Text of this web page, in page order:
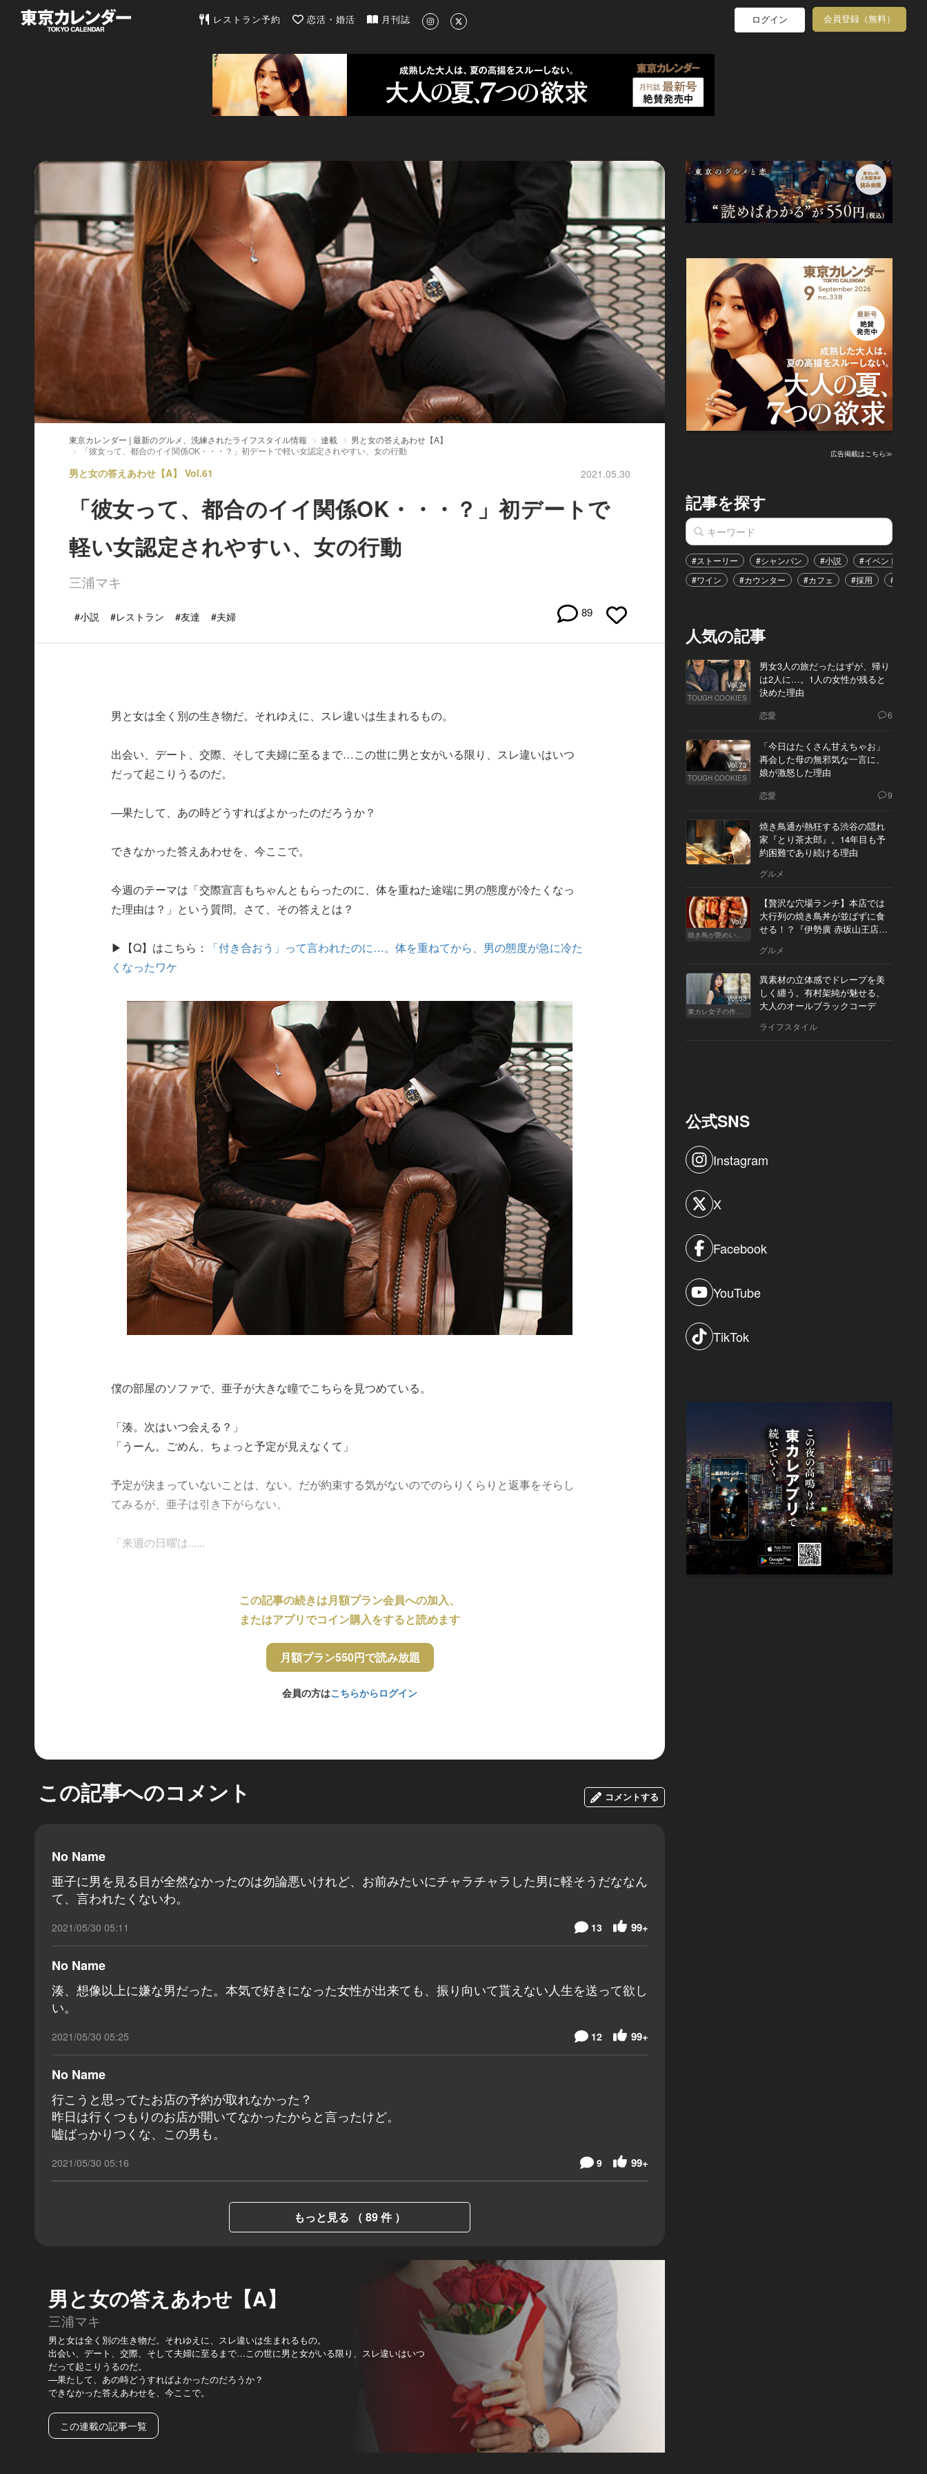
東京カレンダー | 最新のグルメ、洗練されたライフスタイル情報
レストラン予約 恋活・婚活 月刊誌 ログイン 会員登録（無料）
東京カレンダー | 最新のグルメ、洗練されたライフスタイル情報 連載
男と女の答えあわせ【A】
「彼女って、都合のイイ関係OK・・・？」初デートで軽い女認定されやすい、女の行動
男と女の答えあわせ【A】 Vol.61 2021.05.30
「彼女って、都合のイイ関係OK・・・？」初デートで
軽い女認定されやすい、女の行動
三浦マキ
#小説 #レストラン #友達 #夫婦 89
男と女は全く別の生き物だ。それゆえに、スレ違いは生まれるもの。
出会い、デート、交際、そして夫婦に至るまで…この世に男と女がいる限り、スレ違いはいつ
だって起こりうるのだ。
—果たして、あの時どうすればよかったのだろうか？
できなかった答えあわせを、今ここで。
今週のテーマは「交際宣言もちゃんともらったのに、体を重ねた途端に男の態度が冷たくなっ
た理由は？」という質問。さて、その答えとは？
▶【Q】はこちら：
「付き合おう」って言われたのに…。体を重ねてから、男の態度が急に冷た
くなったワケ
僕の部屋のソファで、亜子が大きな瞳でこちらを見つめている。
「湊。次はいつ会える？」
「うーん。ごめん、ちょっと予定が見えなくて」
予定が決まっていないことは、ない。だが約束する気がないのでのらりくらりと返事をそらし
てみるが、亜子は引き下がらない。
「来週の日曜は......
この記事の続きは月額プラン会員への加入、
またはアプリでコイン購入をすると読めます
月額プラン550円で読み放題
会員の方はこちらからログイン
この記事へのコメント コメントする
No Name
亜子に男を見る目が全然なかったのは勿論悪いけれど、お前みたいにチャラチャラした男に軽そうだななん
て、言われたくないわ。
2021/05/30 05:11 99+
13
No Name
湊、想像以上に嫌な男だった。本気で好きになった女性が出来ても、振り向いて貰えない人生を送って欲し
い。
2021/05/30 05:25 99+
12
No Name
行こうと思ってたお店の予約が取れなかった？
昨日は行くつもりのお店が開いてなかったからと言ったけど。
嘘ばっかりつくな、この男も。
2021/05/30 05:16 99+
9
もっと見る （ 89 件 ）
男と女の答えあわせ【A】
三浦マキ
男と女は全く別の生き物だ。それゆえに、スレ違いは生まれるもの。
出会い、デート、交際、そして夫婦に至るまで…この世に男と女がいる限り、スレ違いはいつ
だって起こりうるのだ。
—果たして、あの時どうすればよかったのだろうか？
できなかった答えあわせを、今ここで。
この連載の記事一覧
広告掲載はこちら≫
記事を探す
#ストーリー #シャンパン #小説 #イベント
#ワイン
#カウンター #カフェ #採用 #恋愛
人気の記事
Vol.74
TOUGH COOKIES
男女3人の旅だったはずが、帰り
は2人に…。1人の女性が残ると
決めた理由
恋愛 6
Vol.73
TOUGH COOKIES
「今日はたくさん甘えちゃお」
再会した母の無邪気な一言に、
娘が激怒した理由
恋愛 9
焼き鳥通が熱狂する渋谷の隠れ
家『とり茶太郎』。14年目も予
約困難であり続ける理由
グルメ
Vol.7
焼き鳥が艶めいてきた
【贅沢な穴場ランチ】本店では
大行列の焼き鳥丼が並ばずに食
せる！？『伊勢廣 赤坂山王店』
グルメ
Vol.53
東カレ女子の作り方
異素材の立体感でドレープを美
しく纏う。有村架純が魅せる、
大人のオールブラックコーデ
ライフスタイル
公式SNS
Instagram
X
Facebook
YouTube
TikTok